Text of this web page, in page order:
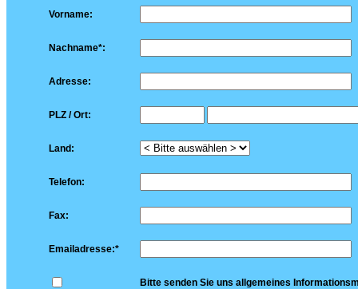
Vorname:
Nachname*:
Adresse:
PLZ / Ort:
Land:
Telefon:
Fax:
Emailadresse:*
Bitte senden Sie uns allgemeines